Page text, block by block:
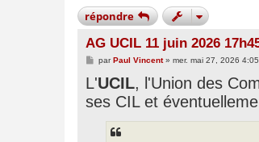
répondre
AG UCIL 11 juin 2026
M
s
s
a
g
parPaul Vincent» mer. mai 27, 2026
L'UCIL, l'Union des
ses CIL et